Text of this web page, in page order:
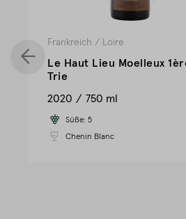
Frankreich / Loire
Le Haut Lieu Moelleux
Trie
2020
750 ml
Süße: 5
Chenin Blanc